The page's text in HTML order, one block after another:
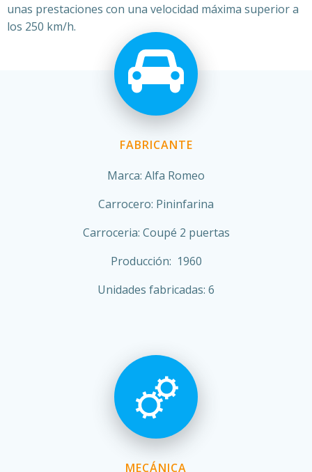
unas prestaciones con una velocidad máxima superior a
los 250 km/h.
FABRICANTE
Marca: Alfa Romeo
Carrocero: Pininfarina
Carroceria: Coupé 2 puertas
Producción: 1960
Unidades fabricadas: 6
MECÁNICA